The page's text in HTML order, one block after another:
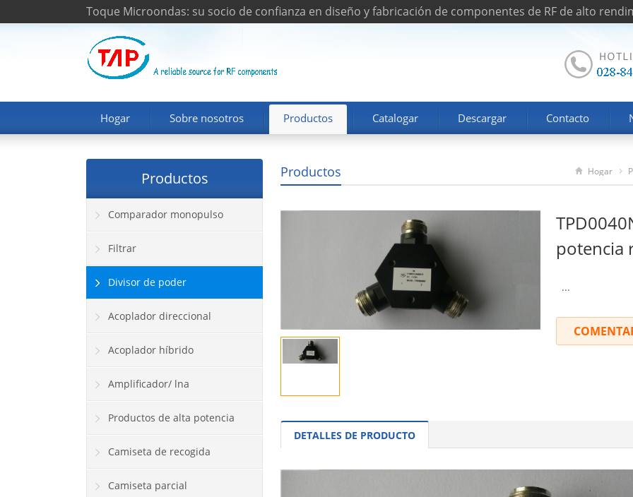
Toque Microondas: su socio de confianza en diseño y fabricación de componentes de RF de alto
Hogar Sobre nosotros Productos Catalogar Descargar Contacto
Productos Hogar
potencia
...
DETALLES DE PRODUCTO
Productos
Comparador monopulso
Filtrar
Divisor de poder
Acoplador direccional
Acoplador híbrido
Amplificador/ lna
Productos de alta potencia
Camiseta de recogida
Camiseta parcial